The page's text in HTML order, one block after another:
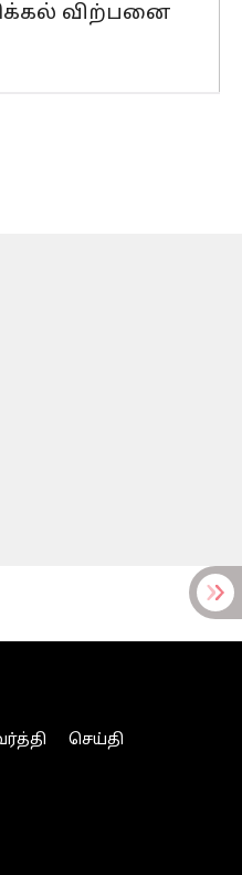
விற்பனை
செய்தி